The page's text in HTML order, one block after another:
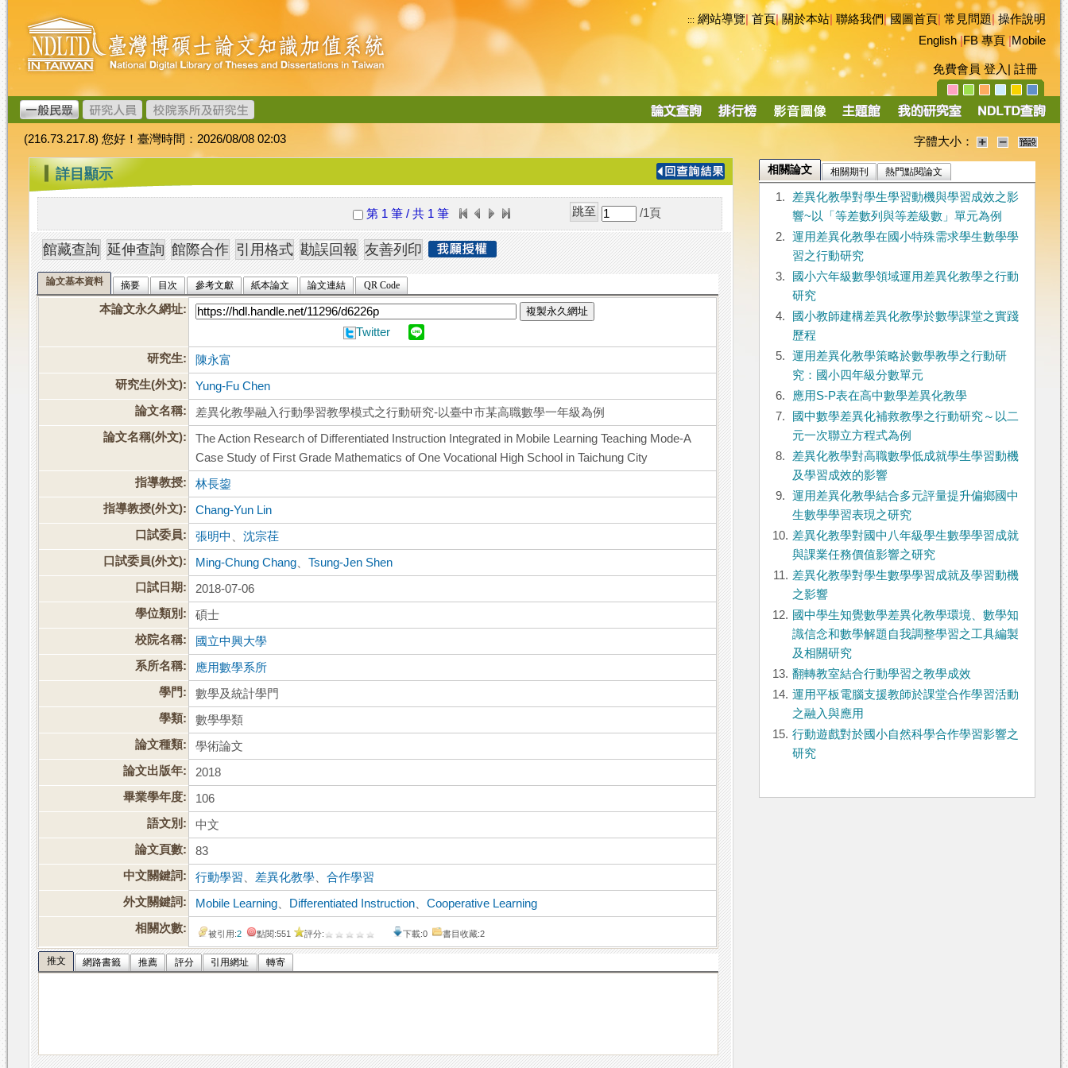
跳
到
主
要
內
容
臺
灣
博
碩
士
論
文
加
值
系
統
::: 網站導覽|首頁|關於本站 聯絡我們|國圖首頁 常見問題|操作說明
English|FB 專頁|Mobile
免費會員 登入 註冊
導
(216.73.217.8) 您好！臺灣時間：2026/08/08 02:03 字體大小：
::: 詳目顯示
第 1 筆 / 共 1 筆 /1 頁
論文基本資料 摘要 目次 參考文獻 紙本論文 論文連結 QR Code
本論文永久網址: 複製永久網址
Twitter
研究生:
陳永富
研究生(外文):
Yung-Fu Chen
論文名稱:
差異化教學融入行動學習教學模式之行動研究-以臺中市某高職數學一年級為例
論文名稱(外文):
The Action Research of Differentiated Instruction Integrated in Mobile Learning Teaching Mode-A
Case Study of First Grade Mathematics of One Vocational High School in Taichung City
指導教授:
林長鋆
指導教授(外文):
Chang-Yun Lin
口試委員:
張明中 、沈宗荏
口試委員(外文):
Ming-Chung Chang 、Tsung-Jen Shen
口試日期:
2018-07-06
學位類別:
碩士
校院名稱:
國立中興大學
系所名稱:
應用數學系所
學門:
數學及統計學門
學類:
數學學類
論文種類:
學術論文
論文出版年:
2018
畢業學年度:
106
語文別:
中文
論文頁數:
83
中文關鍵詞:
行動學習 差異化教學 、合作學習
外文關鍵詞:
Mobile Learning Differentiated Instruction 、Cooperative Learning
相關次數:
被引用:2 點閱:551 評分: 下載:0 書目收藏:2
推文 網路書籤 推薦 評分 引用網址 轉寄
相關論文 相關期刊 熱門點閱論文
1.
差異化教學對學生學習動機與學習成效之影
響~以「等差數列與等差級數」單元為例
2.
運用差異化教學在國小特殊需求學生數學學
習之行動研究
3.
國小六年級數學領域運用差異化教學之行動
研究
4.
國小教師建構差異化教學於數學課堂之實踐
歷程
5.
運用差異化教學策略於數學教學之行動研
究：國小四年級分數單元
6.
應用S-P表在高中數學差異化教學
7.
國中數學差異化補救教學之行動研究～以二
元一次聯立方程式為例
8.
差異化教學對高職數學低成就學生學習動機
及學習成效的影響
9.
運用差異化教學結合多元評量提升偏鄉國中
生數學學習表現之研究
10. 差異化教學對國中八年級學生數學學習成就
與課業任務價值影響之研究
11. 差異化教學對學生數學學習成就及學習動機
之影響
12. 國中學生知覺數學差異化教學環境、數學知
識信念和數學解題自我調整學習之工具編製
及相關研究
13. 翻轉教室結合行動學習之教學成效
14. 運用平板電腦支援教師於課堂合作學習活動
之融入與應用
15. 行動遊戲對於國小自然科學合作學習影響之
研究